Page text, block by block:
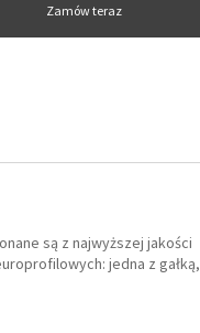
Zamów teraz
są z najwyższej jakości
jedna z gałką,